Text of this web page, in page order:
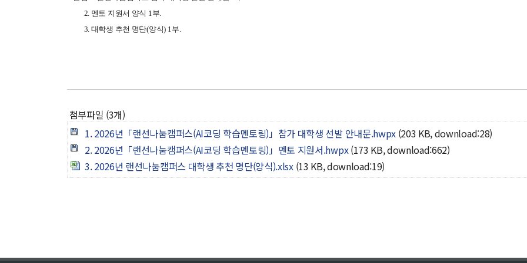
2. 멘토 지원서 양식 1부.
3. 대학생 추천 명단(양식) 1부.
첨부파일 (3개)
1. 2026년「랜선나눔캠퍼스(AI코딩 학습멘토링)」참가 대학생 선발 안내문.hwpx (203 KB, download:28)
2. 2026년「랜선나눔캠퍼스(AI코딩 학습멘토링)」멘토 지원서.hwpx(173 KB, download:662)
3. 2026년 랜선나눔캠퍼스 대학생 추천 명단(양식).xlsx (13 KB, download:19)